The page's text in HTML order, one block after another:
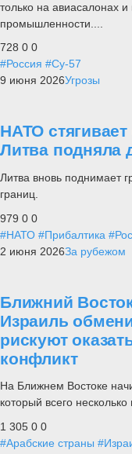
только на авиасалонах
промышленности....
728 0 0
#Россия #Су-57
9 июня 2026Угрозы
НАТО
Литва подняла
Литва вновь поднимает
границ.
979 0 0
#НАТО #Прибалтика
2 июня 2026За рубежом
Ближний
Израиль
рискуют
конфликт
На Ближнем Востоке
который всего
1 305 0 0
#Арабские страны